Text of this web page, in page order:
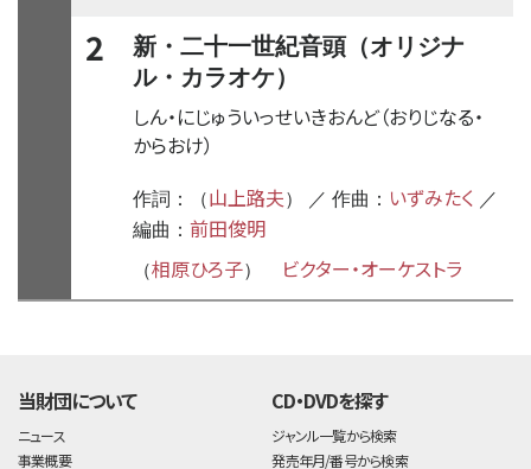
2
新・二十一世紀音頭（オリジナ
ル・カラオケ）
しん・にじゅういっせいきおんど（おりじなる・
からおけ）
作詞：（山上路夫） ／ 作曲： いずみたく ／
編曲： 前田俊明
（相原ひろ子） ビクター・オーケストラ
当財団について
ニュース
事業概要
CD・DVDを探す
ジャンル一覧から検索
発売年月/番号から検索